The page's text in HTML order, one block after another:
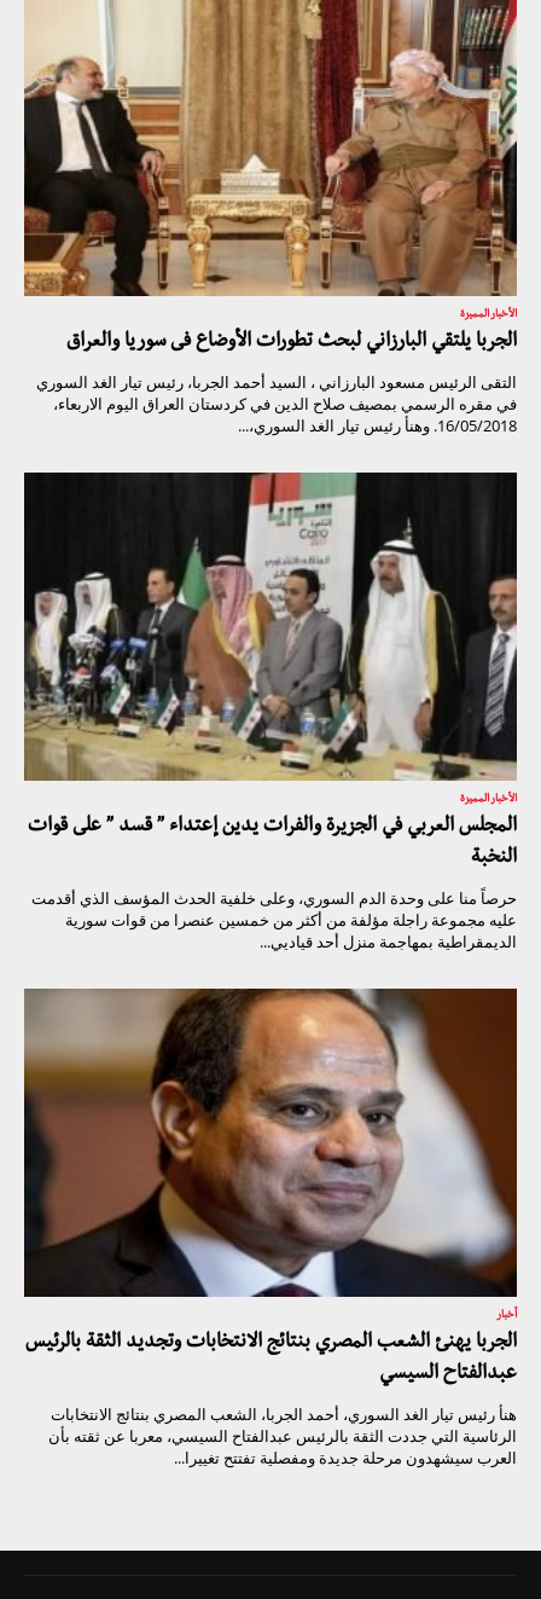
الأخبار المميزة
الجربا يلتقي البارزاني لبحث تطورات الأوضاع فى سوريا والعراق
التقى الرئيس مسعود البارزاني ، السيد أحمد الجربا، رئيس تيار الغد السوري
في مقره الرسمي بمصيف صلاح الدين في كردستان العراق اليوم الاربعاء،
16/05/2018. وهنأ رئيس تيار الغد السوري،...
الأخبار المميزة
المجلس العربي في الجزيرة والفرات يدين إعتداء ” قسد ” على قوات
النخبة
حرصاً منا على وحدة الدم السوري، وعلى خلفية الحدث المؤسف الذي أقدمت
عليه مجموعة راجلة مؤلفة من أكثر من خمسين عنصرا من قوات سورية
الديمقراطية بمهاجمة منزل أحد قياديي...
أخبار
الجربا يهنئ الشعب المصري بنتائج الانتخابات وتجديد الثقة بالرئيس
عبدالفتاح السيسي
هنأ رئيس تيار الغد السوري، أحمد الجربا، الشعب المصري بنتائج الانتخابات
الرئاسية التي جددت الثقة بالرئيس عبدالفتاح السيسي، معربا عن ثقته بأن
العرب سيشهدون مرحلة جديدة ومفصلية تفتتح تغييرا...